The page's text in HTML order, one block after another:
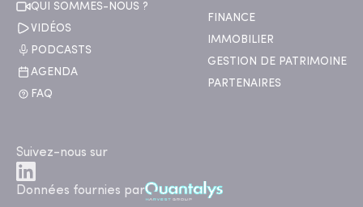
QUI SOMMES-NOUS ?
VIDÉOS
PODCASTS
AGENDA
FAQ
FINANCE
IMMOBILIER
GESTION DE PATRIMOINE
PARTENAIRES
Suivez-nous sur
Données fournies par